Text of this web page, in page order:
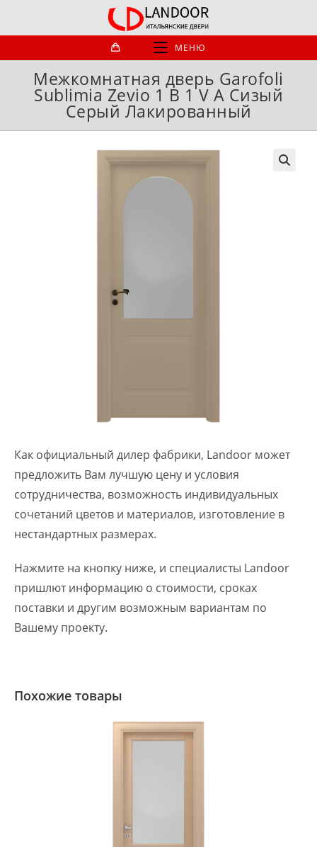
МЕНЮ
Межкомнатная дверь Garofoli
Sublimia Zevio 1 B 1 V A Сизый
Серый Лакированный
Как официальный дилер фабрики, Landoor может
предложить Вам лучшую цену и условия
сотрудничества, возможность индивидуальных
сочетаний цветов и материалов, изготовление в
нестандартных размерах.
Нажмите на кнопку ниже, и специалисты Landoor
пришлют информацию о стоимости, сроках
поставки и другим возможным вариантам по
Вашему проекту.
Похожие товары